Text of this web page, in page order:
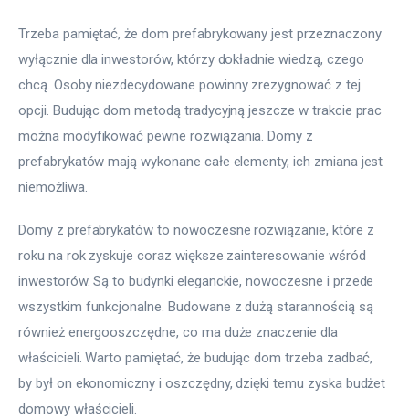
Trzeba pamiętać, że dom prefabrykowany jest przeznaczony
wyłącznie dla inwestorów, którzy dokładnie wiedzą, czego
chcą. Osoby niezdecydowane powinny zrezygnować z tej
opcji. Budując dom metodą tradycyjną jeszcze w trakcie prac
można modyfikować pewne rozwiązania. Domy z
prefabrykatów mają wykonane całe elementy, ich zmiana jest
niemożliwa.
Domy z prefabrykatów to nowoczesne rozwiązanie, które z
roku na rok zyskuje coraz większe zainteresowanie wśród
inwestorów. Są to budynki eleganckie, nowoczesne i przede
wszystkim funkcjonalne. Budowane z dużą starannością są
również energooszczędne, co ma duże znaczenie dla
właścicieli. Warto pamiętać, że budując dom trzeba zadbać,
by był on ekonomiczny i oszczędny, dzięki temu zyska budżet
domowy właścicieli.